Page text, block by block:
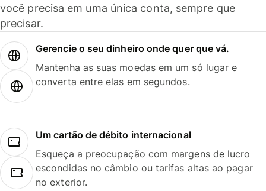
você precisa em uma única conta, sempre que
precisar.
Gerencie o seu dinheiro onde quer que vá.
Mantenha as suas moedas em um só lugar e
converta entre elas em segundos.
Um cartão de débito internacional
Esqueça a preocupação com margens de lucro
escondidas no câmbio ou tarifas altas ao pagar
no exterior.